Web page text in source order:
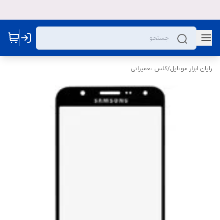
رایان ابزار موبایل/گلس تعمیراتی